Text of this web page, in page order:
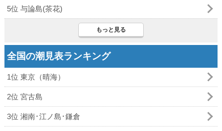
5位 与論島(茶花)
もっと見る
全国の潮見表ランキング
1位 東京（晴海）
2位 宮古島
3位 湘南･江ノ島･鎌倉